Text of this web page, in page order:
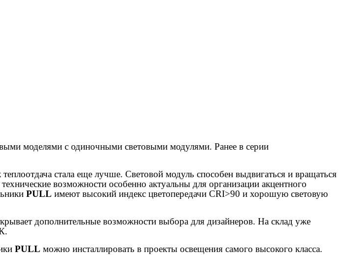
моделями с одиночными световыми модулями. Ранее в серии
стала еще лучше. Световой модуль способен выдвигаться и вращаться
возможности особенно актуальны для организации акцентного
PULL имеют высокий индекс цветопередачи CRI>90 и хорошую световую
дополнительные возможности выбора для дизайнеров. На склад уже
PULL можно инсталлировать в проекты освещения самого высокого класса.